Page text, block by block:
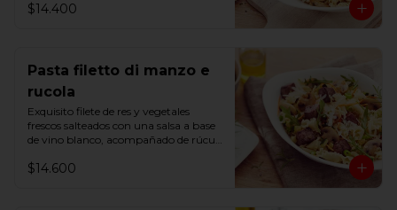
$14.400
Pasta filetto di manzo e
rucola
Exquisito filete de res y vegetales
frescos salteados con una salsa a base
de vino blanco, acompañado de rúcula
$14.600